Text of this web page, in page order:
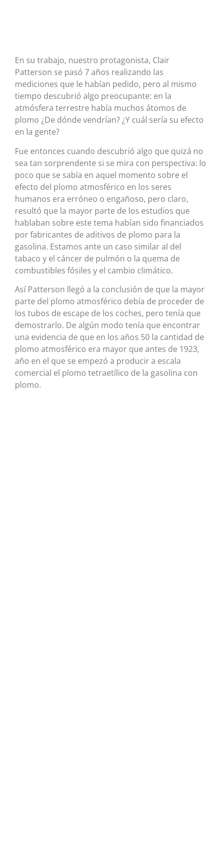
En su trabajo, nuestro protagonista, Clair
Patterson se pasó 7 años realizando las
mediciones que le habían pedido, pero al mismo
tiempo descubrió algo preocupante: en la
atmósfera terrestre había muchos átomos de
plomo ¿De dónde vendrían? ¿Y cuál sería su efecto
en la gente?
Fue entonces cuando descubrió algo que quizá no
sea tan sorprendente si se mira con perspectiva: lo
poco que se sabía en aquel momento sobre el
efecto del plomo atmosférico en los seres
humanos era erróneo o engañoso, pero claro,
resultó que la mayor parte de los estudios que
hablaban sobre este tema habían sido financiados
por fabricantes de aditivos de plomo para la
gasolina. Estamos ante un caso similar al del
tabaco y el cáncer de pulmón o la quema de
combustibles fósiles y el cambio climático.
Así Patterson llegó a la conclusión de que la mayor
parte del plomo atmosférico debía de proceder de
los tubos de escape de los coches, pero tenía que
demostrarlo. De algún modo tenía que encontrar
una evidencia de que en los años 50 la cantidad de
plomo atmosférico era mayor que antes de 1923,
año en el que se empezó a producir a escala
comercial el plomo tetraetílico de la gasolina con
plomo.